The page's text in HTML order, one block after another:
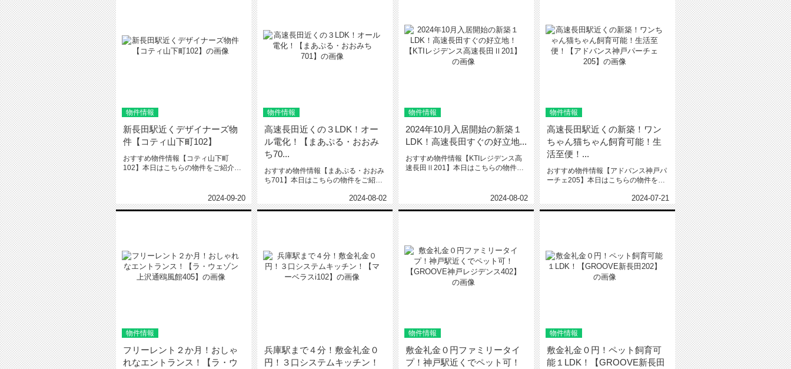
物件情報
新長田駅近くデザイナーズ物
件【コティ山下町102】
おすすめ物件情報【コティ山下町
102】本日はこちらの物件をご紹介い
2024-09-20
物件情報
高速長田近くの３LDK！オー
ル電化！【まあぷる・おおみ
ち70...
おすすめ物件情報【まあぷる・おおみ
ち701】本日はこちらの物件をご紹介
2024-08-02
物件情報
2024年10月入居開始の新築１
LDK！高速長田すぐの好立地...
おすすめ物件情報【KTIレジデンス高
速長田Ⅱ201】本日はこちらの物件を
2024-08-02
物件情報
高速長田駅近くの新築！ワン
ちゃん猫ちゃん飼育可能！生
活至便！...
おすすめ物件情報【アドバンス神戸パ
ーチェ205】本日はこちらの物件をご
2024-07-21
物件情報
フリーレント２か月！おしゃ
れなエントランス！【ラ・ウ
兵庫駅まで４分！敷金礼金０
円！３口システムキッチン！
物件情報
敷金礼金０円ファミリータイ
プ！神戸駅近くでペット可！
物件情報
敷金礼金０円！ペット飼育可
能１LDK！【GROOVE新長田